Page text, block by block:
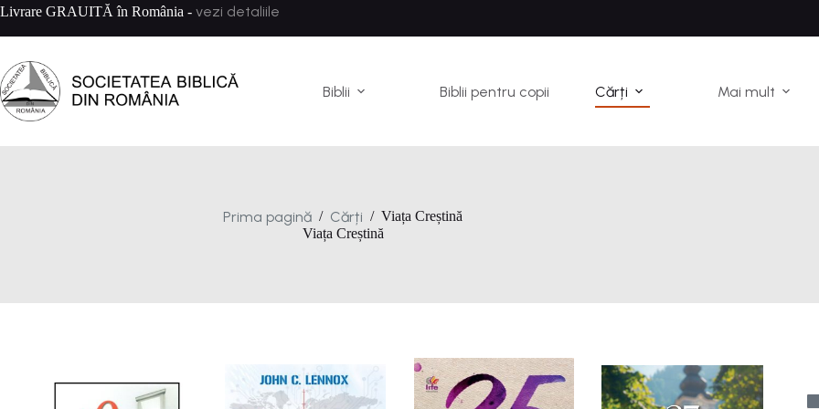
Sari
conținut
Livrare GRAUITĂ în România - vezi detaliile
Biblii Biblii pentru copii Cărți Mai mult
Prima pagină / Cărți / Viața Creștină
Viața Creștină